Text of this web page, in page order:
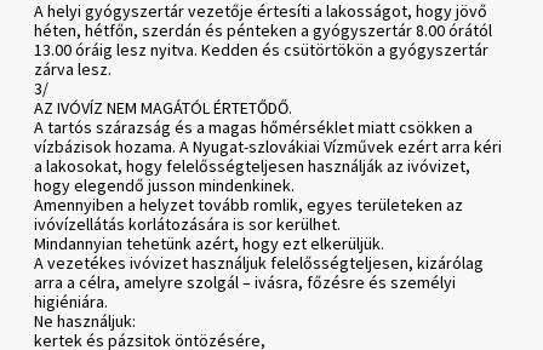
A helyi gyógyszertár vezetője értesíti a lakosságot, hogy jövő
héten, hétfőn, szerdán és pénteken a gyógyszertár 8.00 órától
13.00 óráig lesz nyitva. Kedden és csütörtökön a gyógyszertár
zárva lesz.
3/
AZ IVÓVÍZ NEM MAGÁTÓL ÉRTETŐDŐ.
A tartós szárazság és a magas hőmérséklet miatt csökken a
vízbázisok hozama. A Nyugat-szlovákiai Vízművek ezért arra kéri
a lakosokat, hogy felelősségteljesen használják az ivóvizet,
hogy elegendő jusson mindenkinek.
Amennyiben a helyzet tovább romlik, egyes területeken az
ivóvízellátás korlátozására is sor kerülhet.
Mindannyian tehetünk azért, hogy ezt elkerüljük.
A vezetékes ivóvizet használjuk felelősségteljesen, kizárólag
arra a célra, amelyre szolgál – ivásra, főzésre és személyi
higiéniára.
Ne használjuk:
kertek és pázsitok öntözésére,